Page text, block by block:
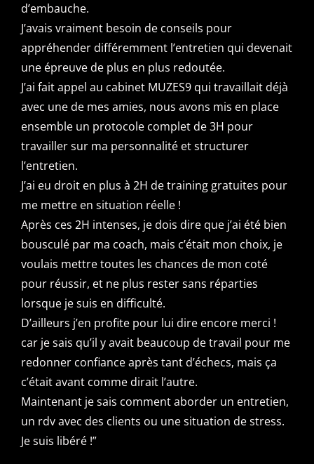
d’embauche.
J’avais vraiment besoin de conseils pour
appréhender différemment l’entretien qui devenait
une épreuve de plus en plus redoutée.
J’ai fait appel au cabinet MUZES9 qui travaillait déjà
avec une de mes amies, nous avons mis en place
ensemble un protocole complet de 3H pour
travailler sur ma personnalité et structurer
l’entretien.
J’ai eu droit en plus à 2H de training gratuites pour
me mettre en situation réelle !
Après ces 2H intenses, je dois dire que j’ai été bien
bousculé par ma coach, mais c’était mon choix, je
voulais mettre toutes les chances de mon coté
pour réussir, et ne plus rester sans réparties
lorsque je suis en difficulté.
D’ailleurs j’en profite pour lui dire encore merci !
car je sais qu’il y avait beaucoup de travail pour me
redonner confiance après tant d’échecs, mais ça
c’était avant comme dirait l’autre.
Maintenant je sais comment aborder un entretien,
un rdv avec des clients ou une situation de stress.
Je suis libéré !”